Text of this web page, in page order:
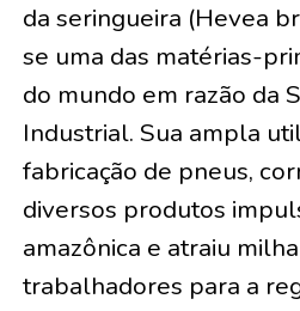
da seringueira (Hevea
se uma das matérias-
do mundo em razão da
Industrial. Sua ampla
fabricação de pneus,
diversos produtos
amazônica e atraiu
trabalhadores para a